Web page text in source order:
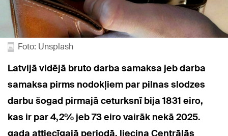
Foto: Unsplash
Latvijā vidējā bruto darba samaksa jeb darba
samaksa pirms nodokļiem par pilnas slodzes
darbu šogad pirmajā ceturksnī bija 1831 eiro,
kas ir par 4,2% jeb 73 eiro vairāk nekā 2025.
gada attiecīgajā periodā, liecina Centrālās